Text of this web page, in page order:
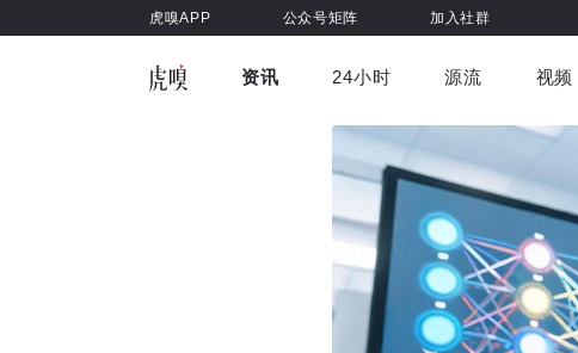
虎嗅APP 公众号矩阵 加入社群
资讯
车与出行 商业
健康
24小时 源流 视频